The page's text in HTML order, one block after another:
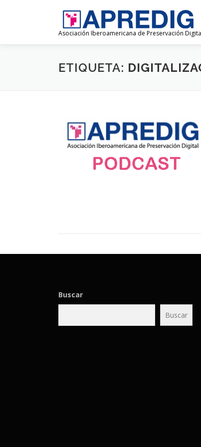
Asociación Iberoamericana de Preservación
ETIQUETA:
Buscar
Buscar